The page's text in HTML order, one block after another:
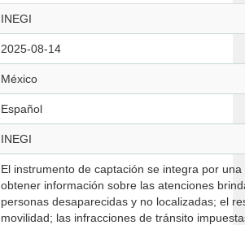
INEGI
2025-08-14
México
Español
INEGI
El instrumento de captación se integra por
obtener información sobre las atenciones
personas desaparecidas y no localizadas; el
movilidad; las infracciones de tránsito